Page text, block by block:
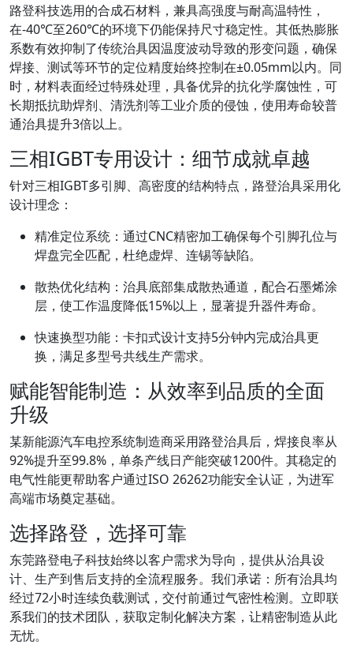
路登科技选用的合成石材料，兼具高强度与耐高温特性，
在-40℃至260℃的环境下仍能保持尺寸稳定性。其低热膨胀
系数有效抑制了传统治具因温度波动导致的形变问题，确保
焊接、测试等环节的定位精度始终控制在±0.05mm以内。同
时，材料表面经过特殊处理，具备优异的抗化学腐蚀性，可
长期抵抗助焊剂、清洗剂等工业介质的侵蚀，使用寿命较普
通治具提升3倍以上。
三相IGBT专用设计：细节成就卓越
针对三相IGBT多引脚、高密度的结构特点，路登治具采用化
设计理念：
精准定位系统 ：通过CNC精密加工确保每个引脚孔位与
焊盘完全匹配，杜绝虚焊、连锡等缺陷。
散热优化结构 ：治具底部集成散热通道，配合石墨烯涂
层，使工作温度降低15%以上，显著提升器件寿命。
快速换型功能 ：卡扣式设计支持5分钟内完成治具更
换，满足多型号共线生产需求。
赋能智能制造：从效率到品质的全面
升级
某新能源汽车电控系统制造商采用路登治具后，焊接良率从
92%提升至99.8%，单条产线日产能突破1200件。其稳定的
电气性能更帮助客户通过ISO 26262功能安全认证，为进军
高端市场奠定基础。
选择路登，选择可靠
东莞路登电子科技始终以客户需求为导向，提供从治具设
计、生产到售后支持的全流程服务。我们承诺：所有治具均
经过72小时连续负载测试，交付前通过气密性检测。立即联
系我们的技术团队，获取定制化解决方案，让精密制造从此
无忧。